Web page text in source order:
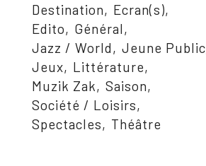
Destination
Ecran(s)
Edito
Général
Jazz / World
Jeune Public
Jeux
Littérature
Muzik Zak
Saison
Société / Loisirs
Spectacles
Théâtre